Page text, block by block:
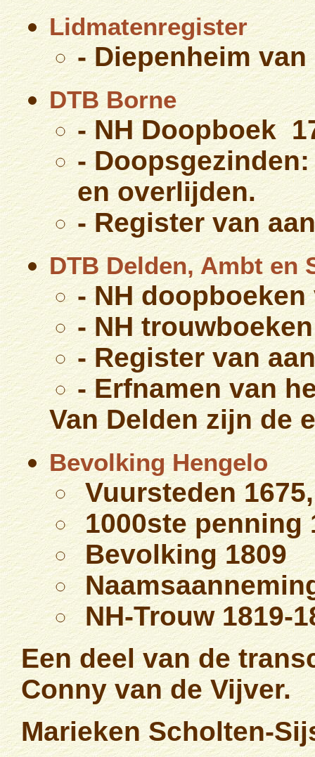
Lidmatenregister
- Diepenheim van
DTB Borne
- NH Doopboek
-
en overlijden.
- Register van
DTB Delden, Ambt en
- NH
- NH
- Register van
- Erfnamen van
Van Delden zijn de
Bevolking Hengelo
Vuursteden
1000ste penning
Bevolking 1809
NH-Trouw 1819-
Een deel van de
Conny van de Vijver.
Marieken Scholten-